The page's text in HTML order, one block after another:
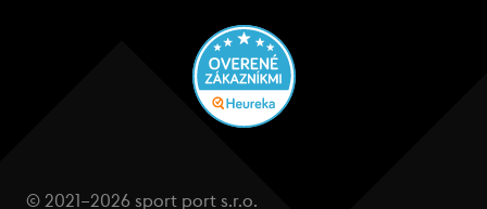
© 2021–2026 sport port s.r.o.